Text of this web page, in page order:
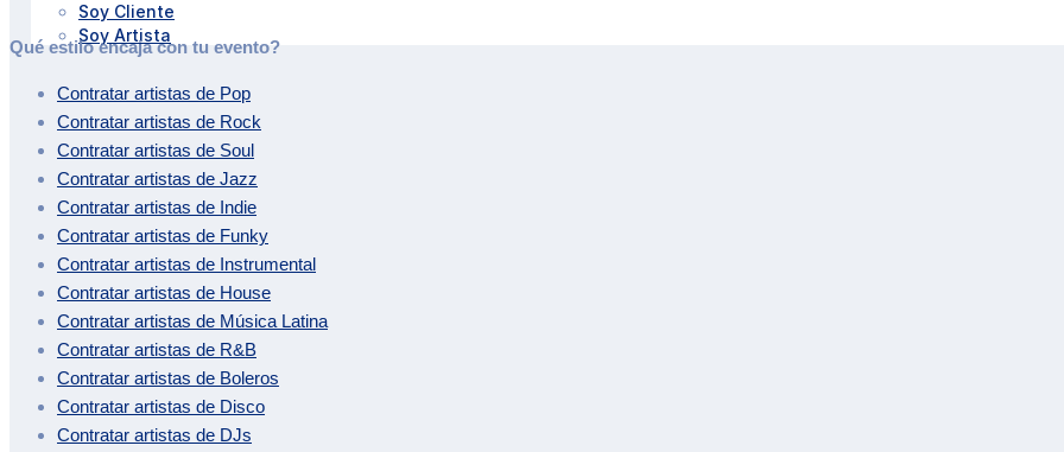
Soy Cliente
Soy Artista
Qué estilo encaja con tu evento?
Contratar artistas de Pop
Contratar artistas de Rock
Contratar artistas de Soul
Contratar artistas de Jazz
Contratar artistas de Indie
Contratar artistas de Funky
Contratar artistas de Instrumental
Contratar artistas de House
Contratar artistas de Música Latina
Contratar artistas de R&B
Contratar artistas de Boleros
Contratar artistas de Disco
Contratar artistas de DJs